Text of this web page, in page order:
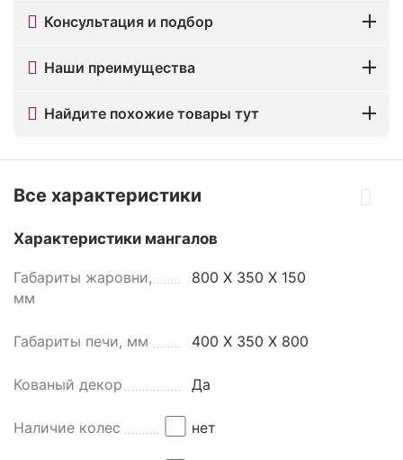
Консультация и подбор
Наши преимущества
Найдите похожие товары тут
Все характеристики
Характеристики мангалов
Габариты жаровни,
мм
800 Х 350 Х 150
Габариты печи, мм 400 Х 350 Х 800
Кованый декор Да
Наличие колес нет